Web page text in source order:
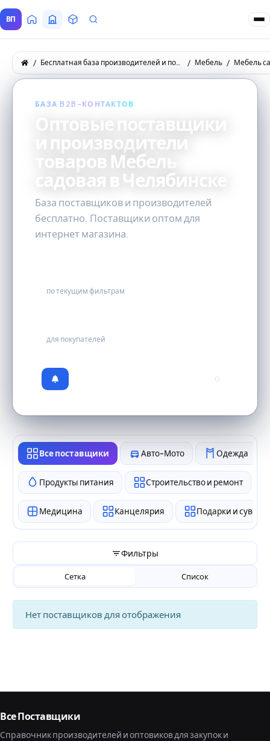
ВП ГлавнаяВсе Поставщики
ТоварыЗапросы покупателей
Бесплатная база производителей и поставщиков товаров оптом Мебель Мебель
БАЗА B2B-КОНТАКТОВ
Оптовые поставщики
и производители
товаров Мебель
садовая в Челябинске
База поставщиков и производителей
бесплатно. Поставщики оптом для
интернет магазина.
по текущим фильтрам
для покупателей
0
Все поставщики Авто-Мото Одежда
Продукты питания Строительство и ремонт
Медицина Канцелярия Подарки и
Фильтры
Сетка Список
Нет поставщиков для отображения
Все Поставщики
Справочник производителей и оптовиков для закупок и